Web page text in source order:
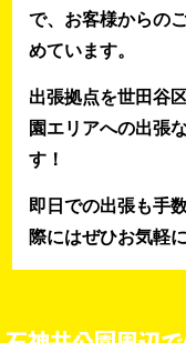
で、お客様からの
めています。
出張拠点を世田谷
園エリアへの出張
す！
即日での出張も手
際にはぜひお気軽